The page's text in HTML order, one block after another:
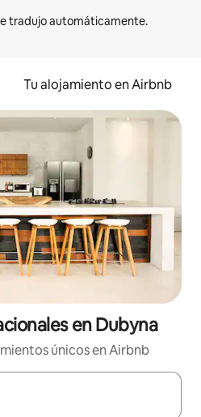
Tu alojamiento en Airbnb
en Dubyna
únicos en Airbnb
disponibles, navegá con las